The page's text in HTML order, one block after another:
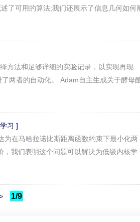
了可用的算法;我们还展示了信息几何如何
方法和足够详细的实验记录，以实现再现
两者的自动化。 Adam自主生成关于酵母
习 ]
为在马哈拉诺比斯距离函数约束下最小化两
我们表明这个问题可以解决为低级内核学
1/9